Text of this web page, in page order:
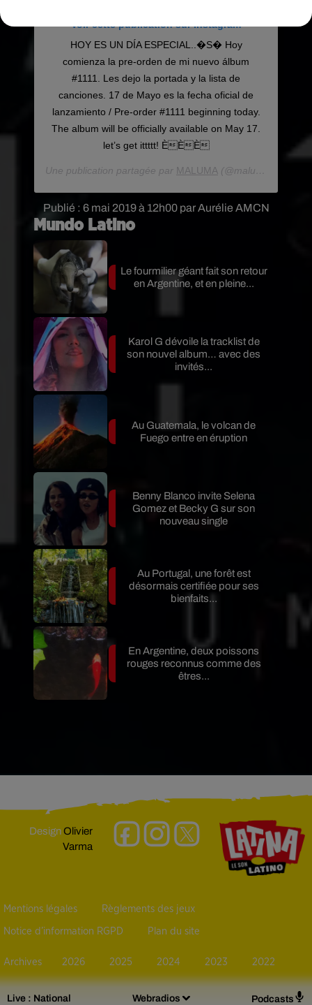
Live : National Webradios Podcasts
Publié : 6 mai 2019 à 12h00 par Aurélie AMCN
Voir cette publication sur Instagram
HOY ES UN DÍA ESPECIAL..�S� Hoy
comienza la pre-orden de mi nuevo álbum
#1111. Les dejo la portada y la lista de
canciones. 17 de Mayo es la fecha oficial de
lanzamiento / Pre-order #1111 beginning today.
The album will be officially available on May 17.
let’s get ittttt! È️È️È️
Une publication partagée par MALUMA (@maluma) le
Mundo Latino
Le fourmilier géant fait son retour
en Argentine, et en pleine...
Karol G dévoile la tracklist de
son nouvel album… avec des
invités...
Au Guatemala, le volcan de
Fuego entre en éruption
Benny Blanco invite Selena
Gomez et Becky G sur son
nouveau single
Au Portugal, une forêt est
désormais certifiée pour ses
bienfaits...
En Argentine, deux poissons
rouges reconnus comme des
êtres...
DesignOlivier
Varma
Mentions légales Règlements des jeux
Notice d’information RGPD Plan du site
Archives 2026 2025 2024 2023 2022